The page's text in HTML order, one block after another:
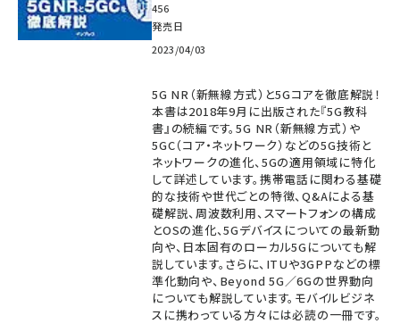
456
発売日
2023/04/03
5G NR（新無線方式）と5Gコアを徹底解説！
本書は2018年9月に出版された『5G教科
書』の続編です。5G NR（新無線方式）や
5GC（コア・ネットワーク）などの5G技術と
ネットワークの進化、5Gの適用領域に特化
して詳述しています。携帯電話に関わる基礎
的な技術や世代ごとの特徴、Q&Aによる基
礎解説、周波数利用、スマートフォンの構成
とOSの進化、5Gデバイスについての最新動
向や、日本固有のローカル5Gについても解
説しています。さらに、ITUや3GPPなどの標
準化動向や、Beyond 5G／6Gの世界動向
についても解説しています。モバイルビジネ
スに携わっている方々には必読の一冊です。